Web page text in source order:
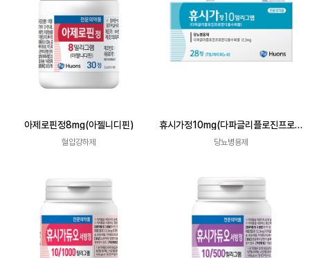
아제로핀정8mg(아젤니디핀)
혈압강하제
휴시가정10mg(다파글리플로진프로판
당뇨병용제